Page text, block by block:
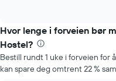
gjennomsnittsprisen
for
et
rom
for
et
rom
for
hver
Hvor lenge i forveien bør
Hostel?
Bestill rundt 1 uke i forveien for
kan spare deg omtrent 22 %